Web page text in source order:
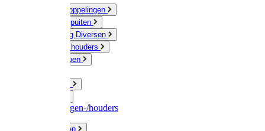
Messing koppelingen
Gieters / Spuiten
Besproeiing Diversen
Slangen & houders
Waterpompen
Slangenwagen-/houders
Olie / Vetten